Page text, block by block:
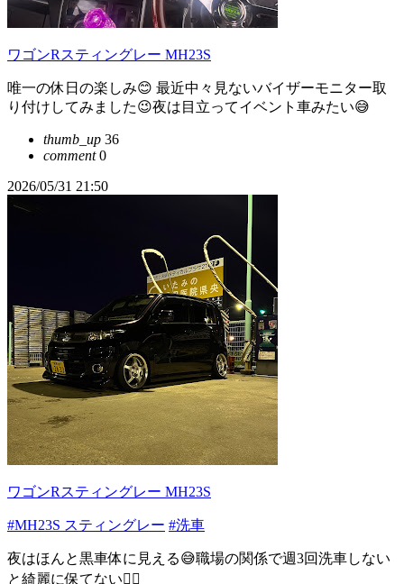
ワゴンRスティングレー MH23S
唯一の休日の楽しみ😊 最近中々見ないバイザーモニター取
り付けしてみました😉夜は目立ってイベント車みたい😅
thumb_up 36
comment0
2026/05/31 21:50
ワゴンRスティングレー MH23S
#MH23S スティングレー #洗車
夜はほんと黒車体に見える😅職場の関係で週3回洗車しない
と綺麗に保てない😮‍💨